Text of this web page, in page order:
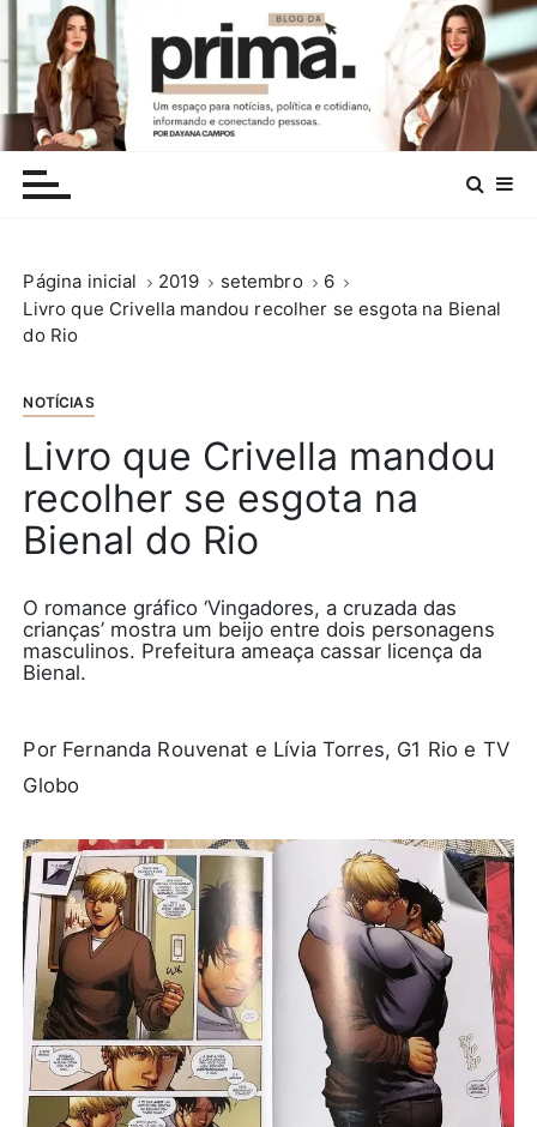
Página inicial 2019 setembro
6
Livro que Crivella mandou recolher se esgota na Bienal
do Rio
NOTÍCIAS
Livro que Crivella mandou
recolher se esgota na
Bienal do Rio
O romance gráfico ‘Vingadores, a cruzada das
crianças’ mostra um beijo entre dois personagens
masculinos. Prefeitura ameaça cassar licença da
Bienal.
Por Fernanda Rouvenat e Lívia Torres, G1 Rio e TV
Globo